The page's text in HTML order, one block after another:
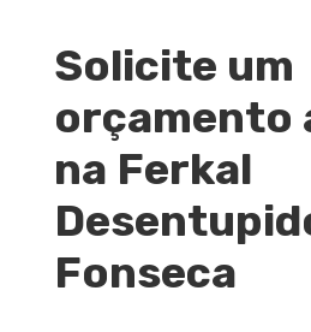
Solicite um
orçamento
na Ferkal
Fonseca